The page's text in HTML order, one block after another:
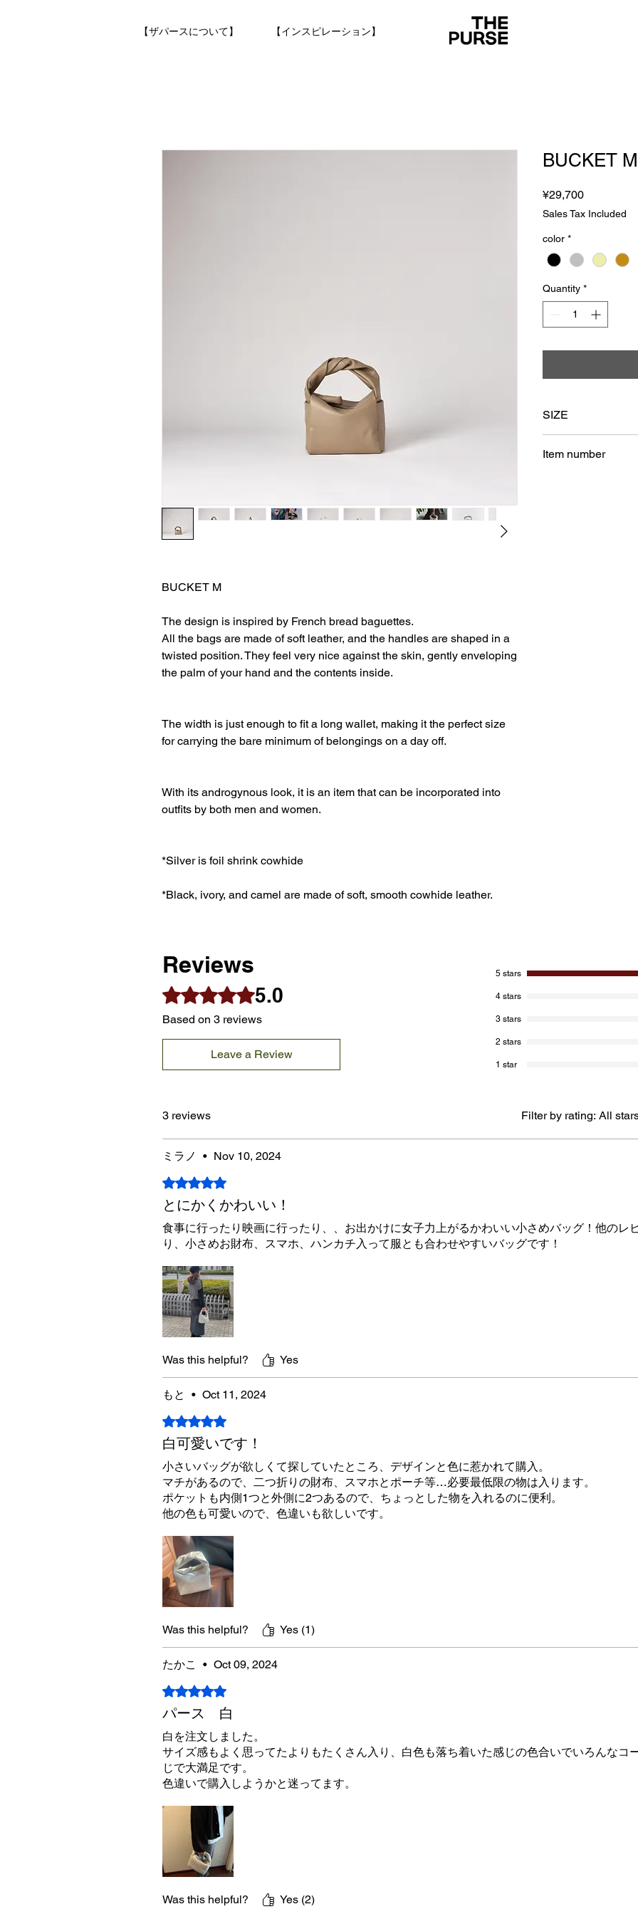
【ザパースについて】 【インスピレーション】
BUCKET M
The design is inspired by French bread baguettes.
All the bags are made of soft leather, and the handles are shaped in a
twisted position. They feel very nice against the skin, gently enveloping
the palm of your hand and the contents inside.
The width is just enough to fit a long wallet, making it the perfect size
for carrying the bare minimum of belongings on a day off.
With its androgynous look, it is an item that can be incorporated into
outfits by both men and women.
*Silver is foil shrink cowhide
*Black, ivory, and camel are made of soft, smooth cowhide leather.
BUCKET M
¥29,700Price
Sales Tax Included
color *
Quantity *
SIZE
Item number
Reviews
Rated 5 out of 5 stars.5.0
Based on 3 reviews
Leave a Review
5 stars
4 stars
3 stars
2 stars
1 star
3 reviews Filter by rating: All
ミラノ • Nov 10, 2024
Rated 5 out of 5 stars.
とにかくかわいい！
食事に行ったり映画に行ったり、、お出かけに女子力上がるかわいい小さめバッグ！他のレ
り、小さめお財布、スマホ、ハンカチ入って服とも合わせやすいバッグです！
Was this helpful? Yes
もと • Oct 11, 2024
Rated 5 out of 5 stars.
白可愛いです！
小さいバッグが欲しくて探していたところ、デザインと色に惹かれて購入。
マチがあるので、二つ折りの財布、スマホとポーチ等…必要最低限の物は入ります。
ポケットも内側1つと外側に2つあるので、ちょっとした物を入れるのに便利。
他の色も可愛いので、色違いも欲しいです。
Was this helpful? Yes (1)
たかこ • Oct 09, 2024
Rated 5 out of 5 stars.
パース 白
白を注文しました。
サイズ感もよく思ってたよりもたくさん入り、白色も落ち着いた感じの色合いでいろんなコ
じで大満足です。
色違いで購入しようかと迷ってます。
Was this helpful? Yes (2)